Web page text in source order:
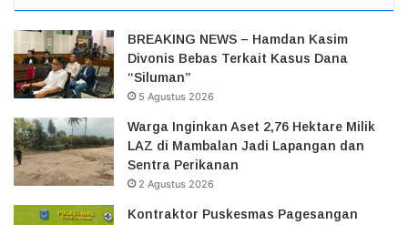
BREAKING NEWS – Hamdan Kasim
Divonis Bebas Terkait Kasus Dana
“Siluman”
5 Agustus 2026
Warga Inginkan Aset 2,76 Hektare Milik
LAZ di Mambalan Jadi Lapangan dan
Sentra Perikanan
2 Agustus 2026
Kontraktor Puskesmas Pagesangan